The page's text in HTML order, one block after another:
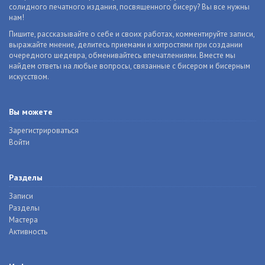
солидного печатного издания, посвященного бисеру? Вы все нужны
нам!
Пишите, рассказывайте о себе и своих работах, комментируйте записи,
выражайте мнение, делитесь приемами и хитростями при создании
очередного шедевра, обменивайтесь впечатлениями. Вместе мы
найдем ответы на любые вопросы, связанные с бисером и бисерным
искусством.
Вы можете
Зарегистрироваться
Войти
Разделы
Записи
Разделы
Мастера
Активность